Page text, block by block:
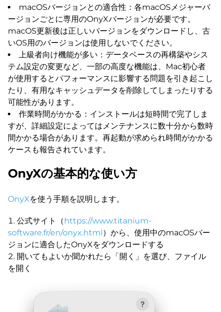
macOSバージョンとの適合性：各macOSメジャーバ
ージョンごとに専用のOnyXバージョンが必要です。
macOS更新後は正しいバージョンをダウンロードし、古
いOS用のバージョンは使用しないでください。
上級者向け機能が多い：データベースの再構築やシス
テム設定の変更など、一部の高度な機能は、Mac初心者
が使用するとパフォーマンスに影響する問題を引き起こし
たり、有用なキャッシュデータを削除してしまったりする
可能性があります。
作業時間がかかる：インストールは短時間で完了しま
すが、詳細設定によってはメンテナンスに数十分から数時
間かかる場合があります。再起動が求められ時間がかかる
ケースも報告されています。
OnyXの基本的な使い方
OnyXを使う手順を説明します。
公式サイト（https://www.titanium-
software.fr/en/onyx.html）から、使用中のmacOSバー
ジョンに適合したOnyXをダウンロードする
開いてもよいか聞かれたら「開く」を選び、ファイル
を開く